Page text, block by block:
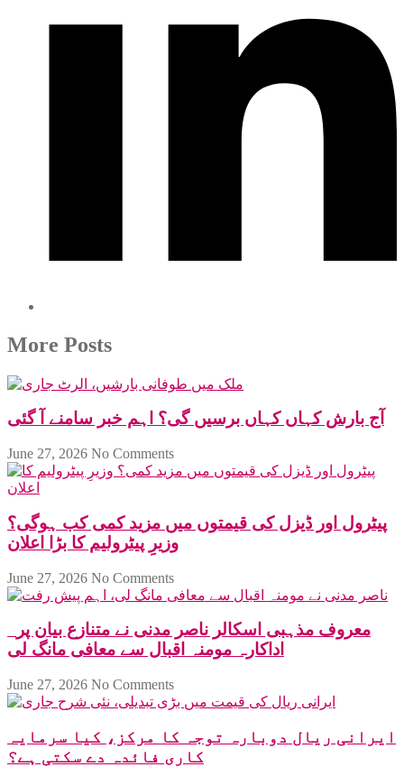
More Posts
آج بارش کہاں کہاں برسیں گی؟ اہم خبر سامنے آ گئی
June 27, 2026 No Comments
پیٹرول اور ڈیزل کی قیمتوں میں مزید کمی کب ہوگی؟
وزیرِ پیٹرولیم کا بڑا اعلان
June 27, 2026 No Comments
اداکارہ مومنہ اقبال سے معافی مانگ لی
June 27, 2026 No Comments
ایرانی ریال دوبارہ توجہ کا مرکز، کیا سرمایہ
کاری فائدہ دے سکتی ہے؟